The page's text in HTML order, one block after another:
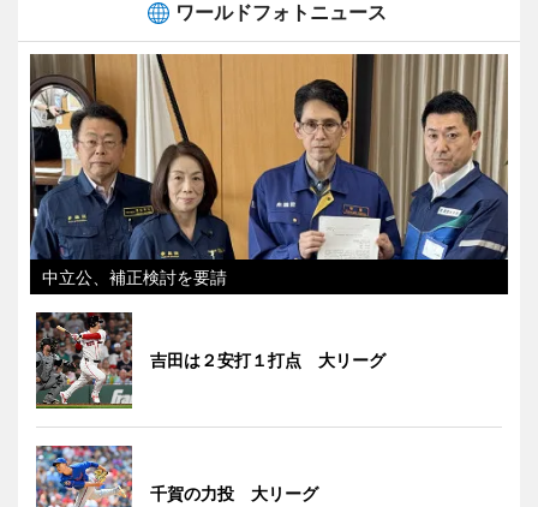
ワールドフォトニュース
中立公、補正検討を要請
吉田は２安打１打点 大リーグ
千賀の力投 大リーグ